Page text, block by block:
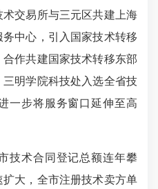
术交易所与三元区共建 上海
中心，引入国家技术转移
作共建国家技术转移东部
三明学院科技处入选全省技
一步将服务窗口延伸至高
术合同登记总额连年攀
大，全市注册技术卖方单